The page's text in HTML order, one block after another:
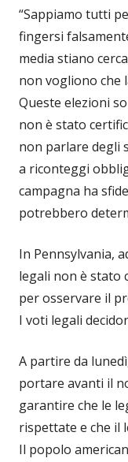
“Sappiamo tutti
fingersi
media stiano
non vogliono che
Queste elezioni
non è stato
non parlare degli
a riconteggi
campagna ha
potrebbero
In Pennsylvania,
legali non è stato
per osservare il
I voti legali
A partire da
portare avanti il
garantire che le
rispettate e che il
Il popolo